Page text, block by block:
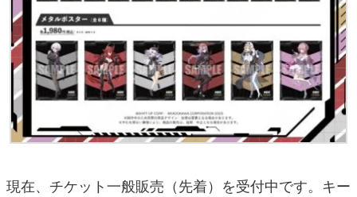
現在、チケット一般販売（先着）を受付中です。キー